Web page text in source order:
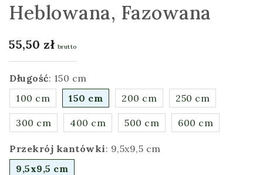
Heblowana, Fazowana
55,50 zł brutto
Długość: 150 cm
100 cm
150 cm 200 cm 250 cm
300 cm 400 cm 500 cm 600 cm
Przekrój kantówki: 9,5x9,5 cm
9,5x9,5 cm